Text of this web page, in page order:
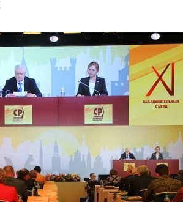
Рекомендуем
Опыт выживания в дикой
природе, работа
с ментальным и физическим
состоянием как основа
антихрупких команд